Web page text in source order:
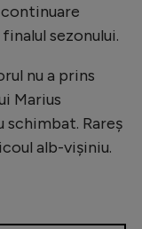
sezonului.
nu a prins
Marius
schimbat. Rareș
alb-vișiniu.